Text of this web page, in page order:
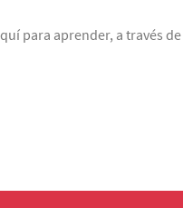
para aprender, a través de